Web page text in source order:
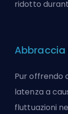
ridotto
Abbraccia
Pur offrendo
latenza a
fluttuazioni